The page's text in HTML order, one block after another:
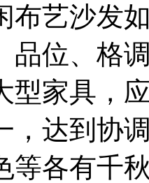
艺沙发如
品位、格
型家具，
，达到协
等各有千